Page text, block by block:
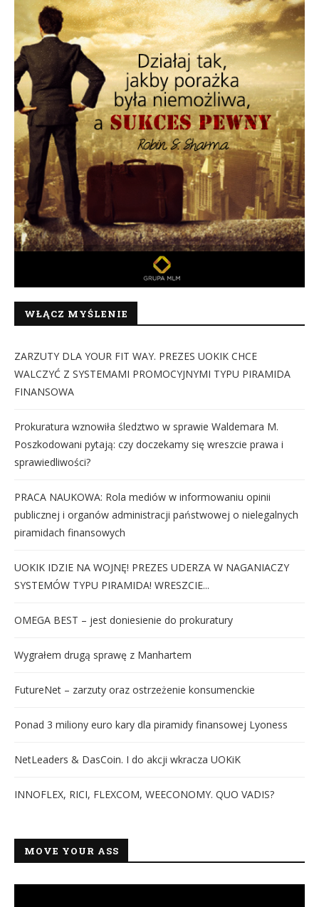
WŁĄCZ MYŚLENIE
ZARZUTY DLA YOUR FIT WAY. PREZES UOKIK CHCE
WALCZYĆ Z SYSTEMAMI PROMOCYJNYMI TYPU PIRAMIDA
FINANSOWA
Prokuratura wznowiła śledztwo w sprawie Waldemara M.
Poszkodowani pytają: czy doczekamy się wreszcie prawa i
sprawiedliwości?
PRACA NAUKOWA: Rola mediów w informowaniu opinii
publicznej i organów administracji państwowej o nielegalnych
piramidach finansowych
UOKIK IDZIE NA WOJNĘ! PREZES UDERZA W NAGANIACZY
SYSTEMÓW TYPU PIRAMIDA! WRESZCIE...
OMEGA BEST – jest doniesienie do prokuratury
Wygrałem drugą sprawę z Manhartem
FutureNet – zarzuty oraz ostrzeżenie konsumenckie
Ponad 3 miliony euro kary dla piramidy finansowej Lyoness
NetLeaders & DasCoin. I do akcji wkracza UOKiK
INNOFLEX, RICI, FLEXCOM, WEECONOMY. QUO VADIS?
MOVE YOUR ASS